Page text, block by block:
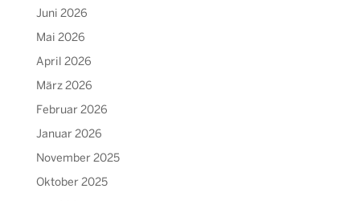
Juni 2026
Mai 2026
April 2026
März 2026
Februar 2026
Januar 2026
November 2025
Oktober 2025